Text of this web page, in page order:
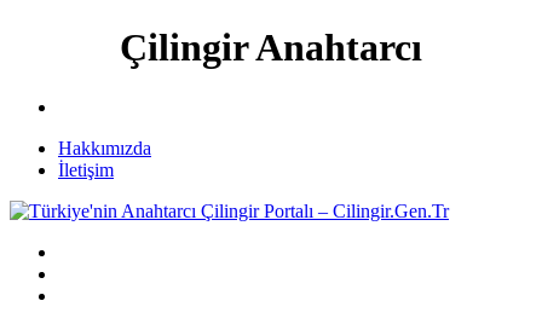
Çilingir Anahtarcı
Hakkımızda
İletişim